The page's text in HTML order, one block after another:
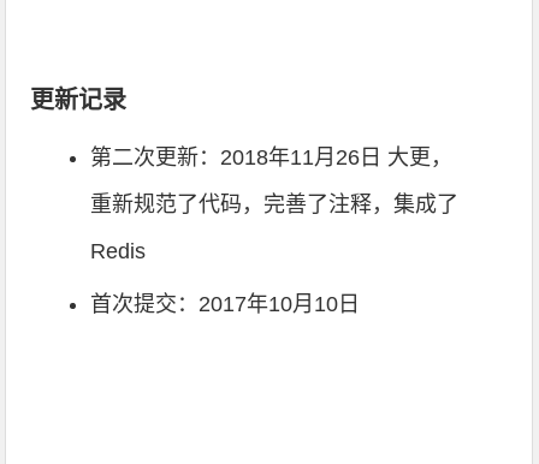
更新记录
第二次更新：2018年11月26日 大更，
重新规范了代码，完善了注释，集成了
Redis
首次提交：2017年10月10日